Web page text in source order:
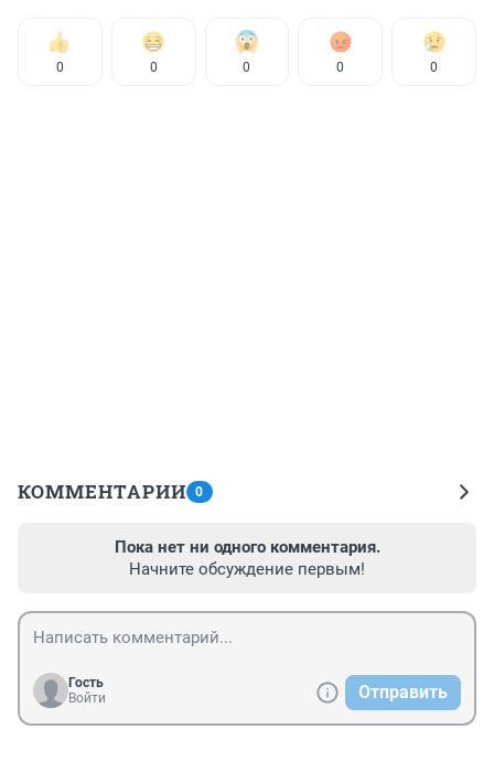
0 0 0 0 0
КОММЕНТАРИИ 0
Пока нет ни одного комментария.
Начните обсуждение первым!
Гость
Войти
Отправить